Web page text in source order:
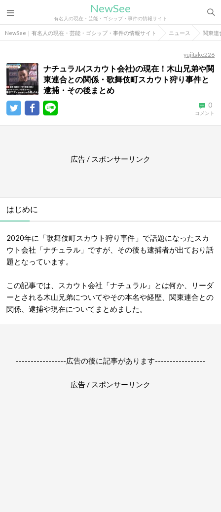
NewSee
有名人の現在・芸能・ゴシップ・事件の情報サイト
NewSee｜有名人の現在・芸能・ゴシップ・事件の情報サイト ニュース 関東連
yujitake226
ナチュラル(スカウト会社)の現在！木山兄弟や関
東連合との関係・歌舞伎町スカウト狩り事件と
逮捕・その後まとめ
0
コメント
広告 / スポンサーリンク
はじめに
2020年に「歌舞伎町スカウト狩り事件」で話題になったスカ
ウト会社「ナチュラル」ですが、その後も逮捕者が出ており話
題となっています。
この記事では、スカウト会社「ナチュラル」とは何か、リーダ
ーとされる木山兄弟についてやその本名や経歴、関東連合との
関係、逮捕や現在についてまとめました。
-----------------広告の後に記事があります-----------------
広告 / スポンサーリンク